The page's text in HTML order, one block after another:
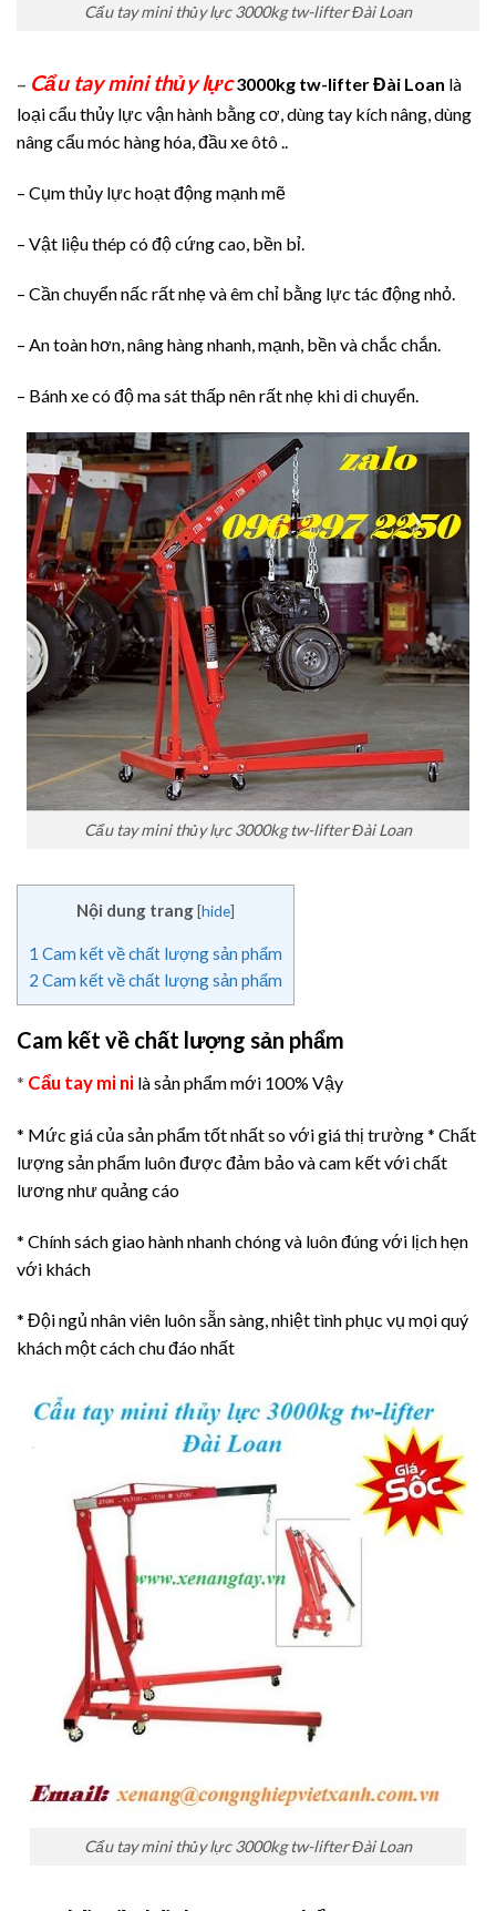
Cẩu tay mini thủy lực 3000kg tw-lifter Đài Loan
– Cẩu tay mini thủy lực3000kg tw-lifter Đài Loan là
loại cẩu thủy lực vận hành bằng cơ, dùng tay kích nâng, dùng
nâng cẩu móc hàng hóa, đầu xe ôtô ..
– Cụm thủy lực hoạt động mạnh mẽ
– Vật liệu thép có độ cứng cao, bền bỉ.
– Cần chuyển nấc rất nhẹ và êm chỉ bằng lực tác động nhỏ.
– An toàn hơn, nâng hàng nhanh, mạnh, bền và chắc chắn.
– Bánh xe có độ ma sát thấp nên rất nhẹ khi di chuyển.
Cẩu tay mini thủy lực 3000kg tw-lifter Đài Loan
Nội dung trang[hide]
1 Cam kết về chất lượng sản phẩm
2 Cam kết về chất lượng sản phẩm
Cam kết về chất lượng sản phẩm
* Cẩu tay mi ni là sản phẩm mới 100% Vậy
* Mức giá của sản phẩm tốt nhất so với giá thị trường* Chất
lượng sản phẩm luôn được đảm bảo và cam kết với chất
lương như quảng cáo
* Chính sách giao hành nhanh chóng và luôn đúng với lịch hẹn
với khách
* Đội ngủ nhân viên luôn sẵn sàng, nhiệt tình phục vụ mọi quý
khách một cách chu đáo nhất
Cẩu tay mini thủy lực 3000kg tw-lifter Đài Loan